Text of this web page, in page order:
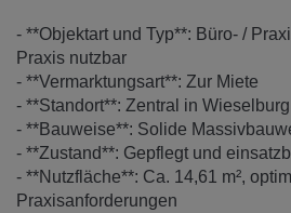
- **Objektart und Typ**: Büro- /
Praxis nutzbar
- **Vermarktungsart**: Zur Miete
- **Standort**: Zentral in
- **Bauweise**: Solide
- **Zustand**: Gepflegt und
- **Nutzfläche**: Ca. 14,61 m²,
Praxisanforderungen